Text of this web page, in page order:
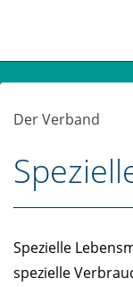
Der Verband
Spezielle
spezielle